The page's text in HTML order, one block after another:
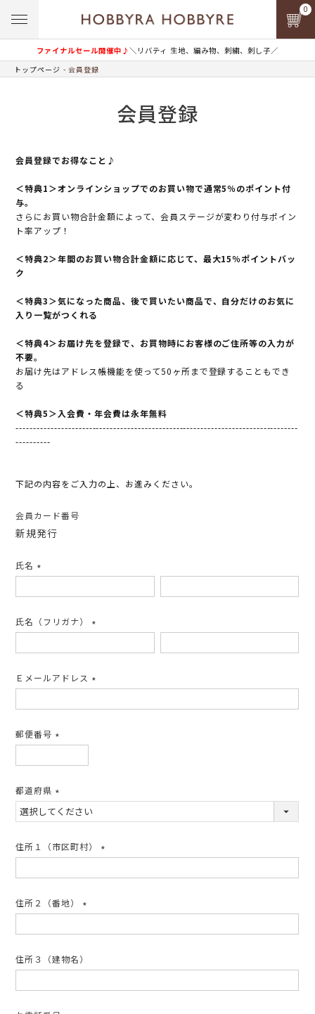
ファイナルセール開催中♪＼リバティ 生地、編み物、刺繍、刺し子／
0
トップページ 会員登録
会員登録
会員登録でお得なこと♪
＜特典1＞オンラインショップでのお買い物で通常5％のポイント付
与。
さらにお買い物合計金額によって、会員ステージが変わり付与ポイン
ト率アップ！
＜特典2＞年間のお買い物合計金額に応じて、最大15％ポイントバッ
ク
＜特典3＞気になった商品、後で買いたい商品で、自分だけのお気に
入り一覧がつくれる
＜特典4＞お届け先を登録で、お買物時にお客様のご住所等の入力が
不要。
お届け先はアドレス帳機能を使って50ヶ所まで登録することもでき
る
＜特典5＞入会費・年会費は永年無料
---------------------------------------------------------------------------------
----------
下記の内容をご入力の上、お進みください。
会員カード番号
新規発行
氏名
須)
氏名（フリガナ）
須)
Ｅメールアドレス
須)
郵便番号
須)
都道府県
(必
須)
住所１（市区町村）
須)
住所２（番地）
須)
住所３（建物名）